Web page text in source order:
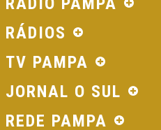
RÁDIOS
TV PAMPA
JORNAL O SUL
REDE PAMPA